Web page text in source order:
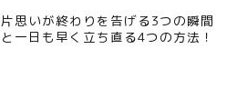
片思いが終わりを告げる3つの瞬間
と一日も早く立ち直る4つの方法！